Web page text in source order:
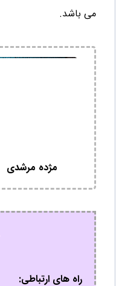
می باشد.
مژده مرشدی
راه های ارتباطی: